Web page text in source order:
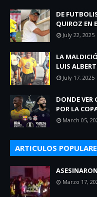
DE
QUIROZ EN
July 22, 2025
LA
LUIS
July 17, 2025
DONDE VER
POR LA
March 05,
ARTICULOS
Marzo 17,